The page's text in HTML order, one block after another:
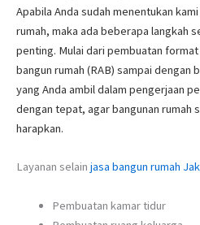
Apabila Anda sudah menentukan
rumah, maka ada beberapa langkah
penting. Mulai dari pembuatan
bangun rumah (RAB) sampai dengan
yang Anda ambil dalam pengerjaan
dengan tepat, agar bangunan rumah
harapkan.
Layanan selain jasa bangun rumah
Pembuatan kamar tidur